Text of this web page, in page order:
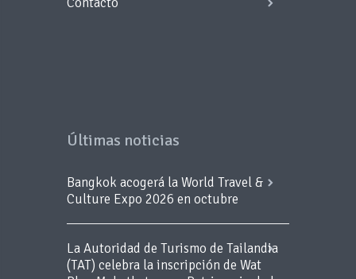
Últimas noticias
Bangkok acogerá la World Travel &
Culture Expo 2026 en octubre
La Autoridad de Turismo de Tailandia
(TAT) celebra la inscripción de Wat